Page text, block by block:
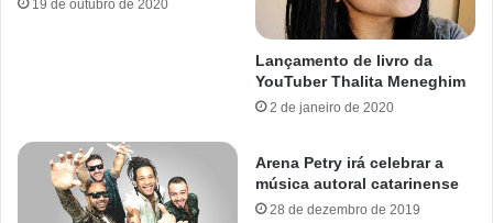
19 de outubro de 2020
Lançamento de livro da
YouTuber Thalita Meneghim
2 de janeiro de 2020
Arena Petry irá celebrar a
música autoral catarinense
28 de dezembro de 2019